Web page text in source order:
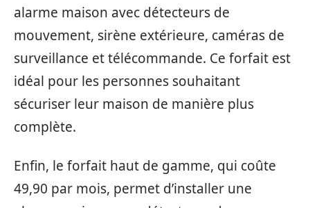
alarme maison avec détecteurs de
mouvement, sirène extérieure, caméras de
surveillance et télécommande. Ce forfait est
idéal pour les personnes souhaitant
sécuriser leur maison de manière plus
complète.
Enfin, le forfait haut de gamme, qui coûte
49,90 par mois, permet d’installer une